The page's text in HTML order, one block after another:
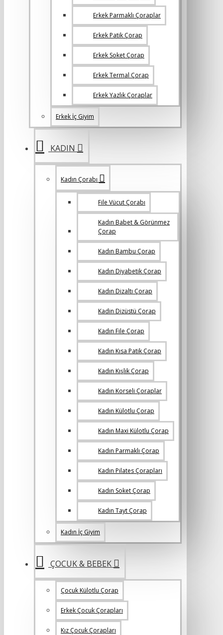
Erkek Parmaklı Çoraplar
Erkek Patik Çorap
Erkek Soket Çorap
Erkek Termal Çorap
Erkek Yazlık Çoraplar
Erkek İç Giyim
KADIN
Kadın Çorabı
File Vücut Çorabı
Kadın Babet & Görünmez
Çorap
Kadın Bambu Çorap
Kadın Diyabetik Çorap
Kadın Dizaltı Çorap
Kadin Dizüstü Çorap
Kadın File Çorap
Kadın Kısa Patik Çorap
Kadın Kışlık Çorap
Kadın Korseli Çoraplar
Kadın Külotlu Çorap
Kadın Maxi Külotlu Çorap
Kadın Parmaklı Çorap
Kadın Pilates Çorapları
Kadın Soket Çorap
Kadın Tayt Çorap
Kadın İç Giyim
ÇOCUK & BEBEK
Çocuk Külotlu Çorap
Erkek Çocuk Çorapları
Kız Çocuk Çorapları